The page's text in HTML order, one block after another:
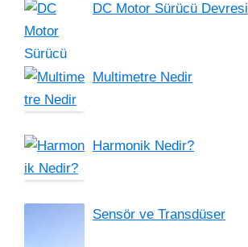
DC Motor Sürücü Devresi
Multimetre Nedir
Harmonik Nedir?
Sensör ve Transdüser